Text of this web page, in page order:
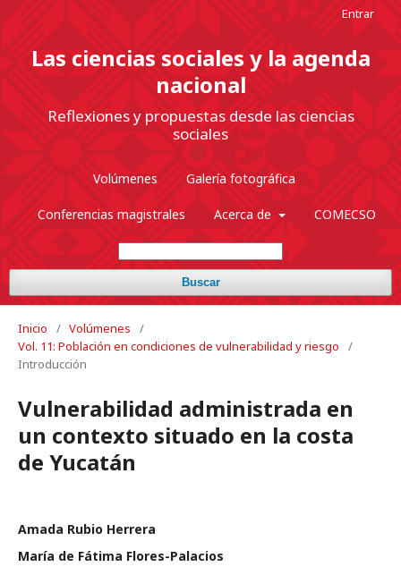
Las ciencias sociales y la agenda
nacional
Reflexiones y propuestas desde las ciencias
sociales
Volúmenes Galería fotográfica
Conferencias magistrales Acerca de COMECSO
Buscar
Entrar
Inicio / Volúmenes
/
Vol. 11: Población en condiciones de vulnerabilidad y riesgo
/
Introducción
Vulnerabilidad administrada en
un contexto situado en la costa
de Yucatán
Amada Rubio Herrera
María de Fátima Flores-Palacios